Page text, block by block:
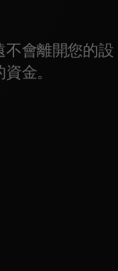
不會離開您的設
金。